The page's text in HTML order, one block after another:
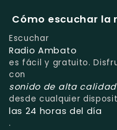
Cómo escuchar la
Escuchar
Radio Ambato
es fácil y gratuito.
con
sonido de alta calidad
desde cualquier
las 24 horas del día
.